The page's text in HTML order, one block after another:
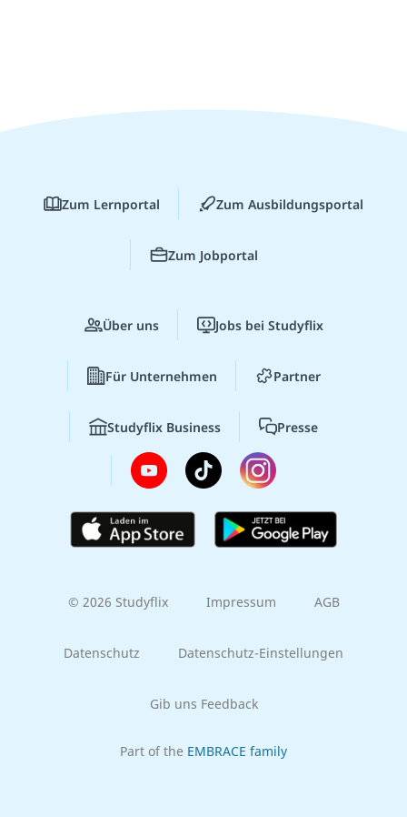
Zum Lernportal Zum Ausbildungsportal
Zum Jobportal
Über uns Jobs bei Studyflix
Für Unternehmen Partner
Studyflix Business Presse
© 2026 Studyflix Impressum AGB
Datenschutz Datenschutz-Einstellungen
Gib uns Feedback
Part of the EMBRACE family